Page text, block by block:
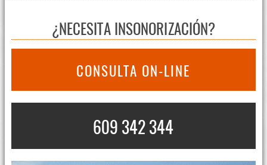
¿NECESITA INSONORIZACIÓN?
CONSULTA ON-LINE
609 342 344